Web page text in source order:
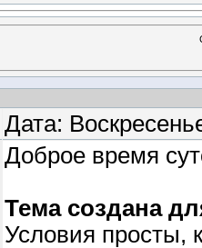
Дата:
Доброе время
Тема создана
Условия просты,